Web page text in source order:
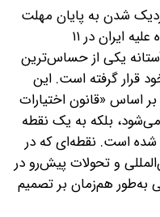
شدن به پایان مهلت
۶۰ روزه عملیات نظامی ایالات متحده علیه ایران در ۱۱
یکی از حساس‌ترین
قرار گرفته است. این
اساس «قانون اختیارات
۱۹۷۳ محسوب می‌شود، بلکه به یک نقطه
است. نقطه‌ای که در
و تحولات پیش‌رو در
هم‌زمان بر تصمیم